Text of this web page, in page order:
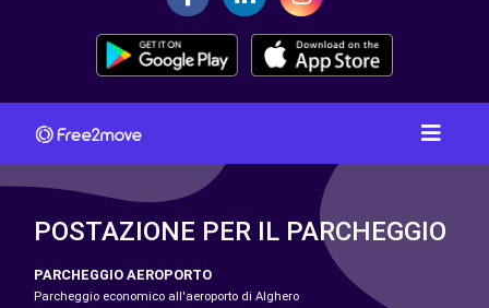
POSTAZIONE PER IL PARCHEGGIO
PARCHEGGIO AEROPORTO
Parcheggio economico all'aeroporto di Alghero